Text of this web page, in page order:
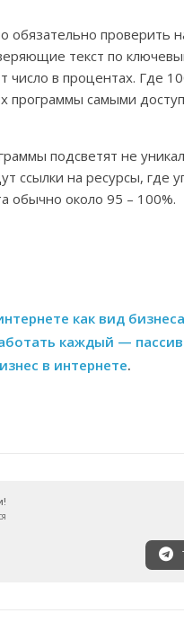
обязательно проверить
текст по
число в процентах. Где
программы самыми
подсветят не
ссылки на ресурсы, где
обычно около 95 – 100%.
как вид бизнеса
каждый —
в интернете.